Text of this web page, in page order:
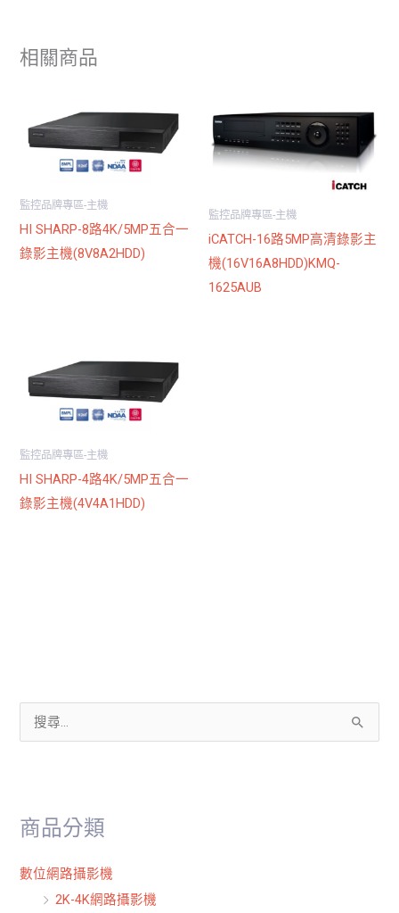
相關商品
監控品牌專區-主機
HI SHARP-8路4K/5MP五合一
錄影主機(8V8A2HDD)
監控品牌專區-主機
iCATCH-16路5MP高清錄影主
機(16V16A8HDD)KMQ-
1625AUB
監控品牌專區-主機
HI SHARP-4路4K/5MP五合一
錄影主機(4V4A1HDD)
字
商品分類
數位網路攝影機
2K-4K網路攝影機